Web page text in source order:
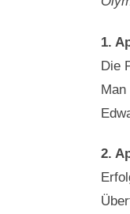
1.
Die
2.